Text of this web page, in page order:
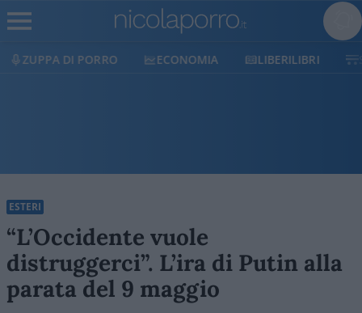
ECONOMIA LIBERILIBRI SHOP SOSTIENICI
ESTERI
“L’Occidente vuole
distruggerci”. L’ira di Putin alla
parata del 9 maggio